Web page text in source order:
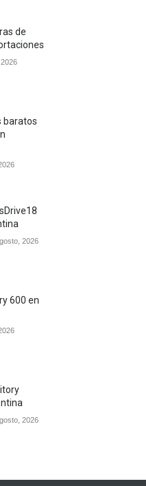
de
baratos
2026
600 en
2026